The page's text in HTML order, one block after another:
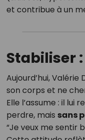
et contribue à un
Stabiliser
Aujourd’hui,
son corps et ne
Elle l’assume : il lui
perdre, mais sans
“Je veux me sentir